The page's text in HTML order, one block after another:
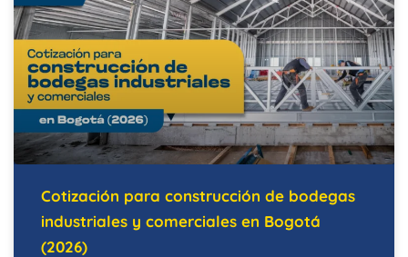
Cotización para construcción de bodegas
industriales y comerciales en Bogotá
(2026)